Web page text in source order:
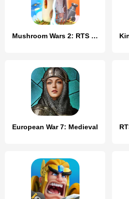
Mushroom Wars 2: RTS Strategy
European War 7: Medieval